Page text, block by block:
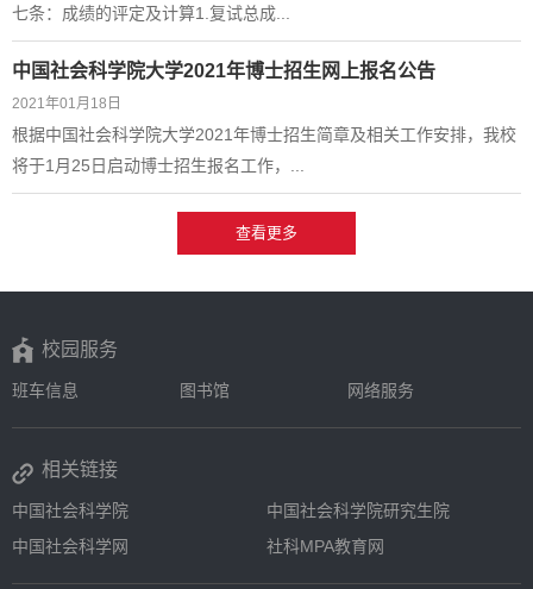
七条：成绩的评定及计算1.复试总成...
中国社会科学院大学2021年博士招生网上报名公告
2021年01月18日
根据中国社会科学院大学2021年博士招生简章及相关工作安排，我校
将于1月25日启动博士招生报名工作，...
查看更多
校园服务
班车信息 图书馆 网络服务
相关链接
中国社会科学院
中国社会科学院研究生院
中国社会科学网
社科MPA教育网